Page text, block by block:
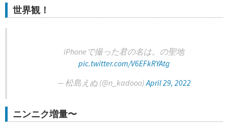
世界観！
iPhoneで撮った君の名は。の聖地
pic.twitter.com/V6EFkRYAtg
— 松島えぬ (@n_kadooo)April 29, 2022
ニンニク増量〜